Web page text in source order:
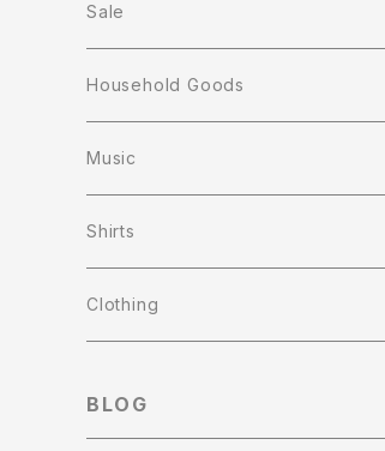
Sale
Household Goods
Music
Shirts
Clothing
BLOG